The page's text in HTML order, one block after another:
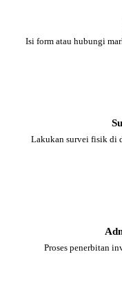
Isi form atau hubungi
Lakukan survei fisik di
Proses penerbitan